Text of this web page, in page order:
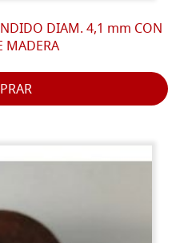
DIAM. 4,1 mm CON
MADERA